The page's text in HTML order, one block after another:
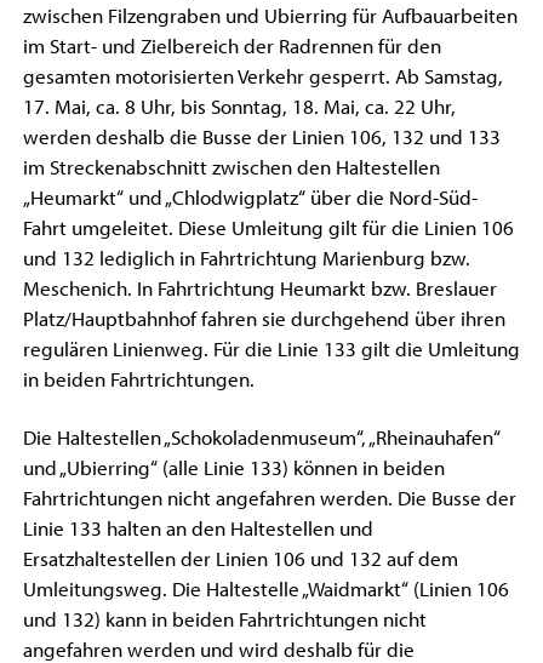
zwischen Filzengraben und Ubierring für Aufbauarbeiten
im Start- und Zielbereich der Radrennen für den
gesamten motorisierten Verkehr gesperrt. Ab Samstag,
17. Mai, ca. 8 Uhr, bis Sonntag, 18. Mai, ca. 22 Uhr,
werden deshalb die Busse der Linien 106, 132 und 133
im Streckenabschnitt zwischen den Haltestellen
„Heumarkt“ und „Chlodwigplatz“ über die Nord-Süd-
Fahrt umgeleitet. Diese Umleitung gilt für die Linien 106
und 132 lediglich in Fahrtrichtung Marienburg bzw.
Meschenich. In Fahrtrichtung Heumarkt bzw. Breslauer
Platz/Hauptbahnhof fahren sie durchgehend über ihren
regulären Linienweg. Für die Linie 133 gilt die Umleitung
in beiden Fahrtrichtungen.
Die Haltestellen „Schokoladenmuseum“, „Rheinauhafen“
und „Ubierring“ (alle Linie 133) können in beiden
Fahrtrichtungen nicht angefahren werden. Die Busse der
Linie 133 halten an den Haltestellen und
Ersatzhaltestellen der Linien 106 und 132 auf dem
Umleitungsweg. Die Haltestelle „Waidmarkt“ (Linien 106
und 132) kann in beiden Fahrtrichtungen nicht
angefahren werden und wird deshalb für die